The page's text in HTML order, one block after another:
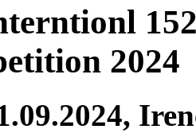
2024